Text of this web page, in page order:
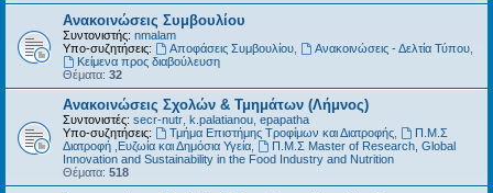
σ
Ανακοινώσεις Συμβουλίου
Συντονιστής: nmalam
Υπο-συζητήσεις:
Αποφάσεις Συμβουλίου, Ανακοινώσεις - Δελτία Τύπου,
Kείμενα προς διαβούλευση
Θέματα: 32
Ανακοινώσεις Σχολών & Τμημάτων (Λήμνος)
Συντονιστές: secr-nutr k.palatianou epapatha
Υπο-συζητήσεις:
Τμήμα Επιστήμης Τροφίμων και Διατροφής,
Π.Μ.Σ
Διατροφή ,Ευζωία και Δημόσια Υγεία
Π.Μ.Σ Master of Research, Global
Innovation and Sustainability in the Food Industry and Nutrition
Θέματα: 518